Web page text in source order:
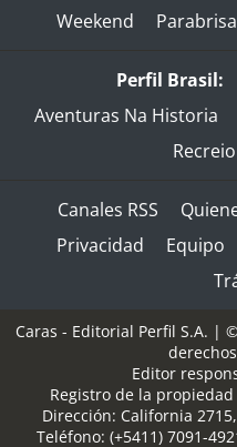
Weekend
Perfil Brasil:
Aventuras Na Historia
Recreio
Canales RSS
Privacidad
Equipo
Caras - Editorial Perfil S.A. |
Editor
Registro de la
Dirección: California 2715,
Teléfono: (+5411) 7091-